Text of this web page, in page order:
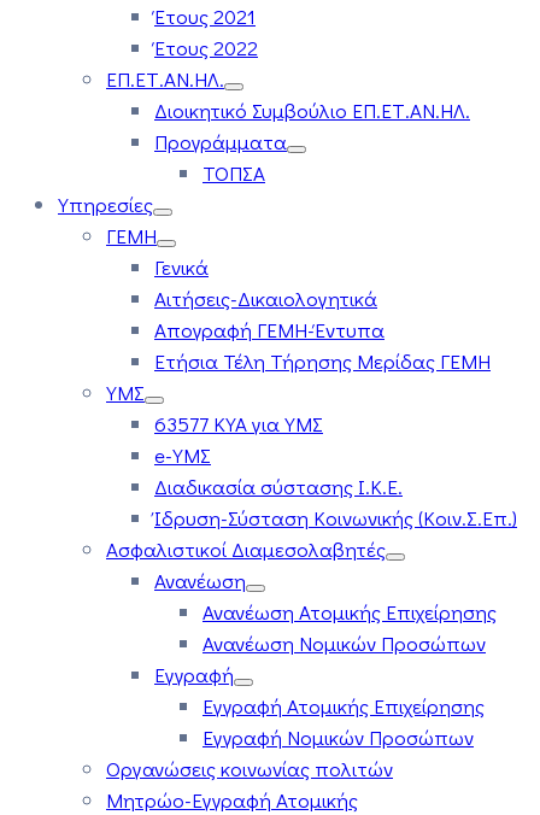
Έτους 2021
Έτους 2022
ΕΠ.ΕΤ.ΑΝ.ΗΛ.
Διοικητικό Συμβούλιο ΕΠ.ΕΤ.ΑΝ.ΗΛ.
Προγράμματα
ΤΟΠΣΑ
Υπηρεσίες
ΓΕΜΗ
Γενικά
Αιτήσεις-Δικαιολογητικά
Απογραφή ΓΕΜΗ-Έντυπα
Ετήσια Τέλη Τήρησης Μερίδας ΓΕΜΗ
ΥΜΣ
63577 ΚΥΑ για ΥΜΣ
e-ΥΜΣ
Διαδικασία σύστασης Ι.Κ.Ε.
Ίδρυση-Σύσταση Κοινωνικής (Κοιν.Σ.Επ.)
Ασφαλιστικοί Διαμεσολαβητές
Ανανέωση
Ανανέωση Ατομικής Επιχείρησης
Ανανέωση Νομικών Προσώπων
Εγγραφή
Εγγραφή Ατομικής Επιχείρησης
Εγγραφή Νομικών Προσώπων
Οργανώσεις κοινωνίας πολιτών
Μητρώο-Εγγραφή Ατομικής